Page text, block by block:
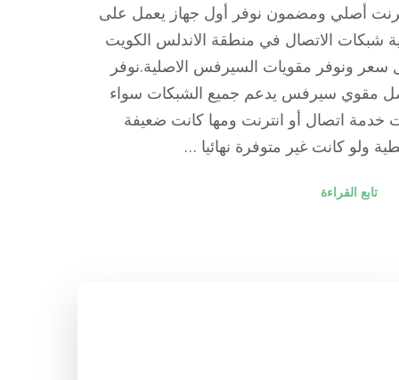
أصلي ومضمون نوفر أول جهاز يعمل على
شبكات الاتصال في منطقة الاندلس الكويت
سعر ونوفر مقويات السيرفس الاصلية.نوفر
مقوي سيرفس يدعم جميع الشبكات سواء
خدمة اتصال أو انترنت ومها كانت ضعيفة
ولو كانت غير متوفرة نهائيا …
تابع القراءة